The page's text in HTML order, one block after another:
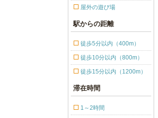
屋外の遊び場
駅からの距離
徒歩5分以内（400m）
徒歩10分以内（800m）
徒歩15分以内（1200m）
滞在時間
1～2時間